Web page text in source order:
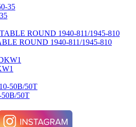
ROUND 1940-811/1945-810
50T
D743-35